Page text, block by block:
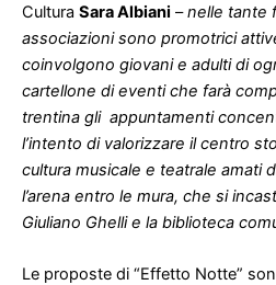
Cultura Sara Albiani –nelle tante
associazioni sono promotrici
coinvolgono giovani e adulti di
cartellone di eventi che farà
trentina gli appuntamenti
l’intento di valorizzare il centro
cultura musicale e teatrale amati
l’arena entro le mura, che si
Giuliano Ghelli e la biblioteca
Le proposte di “Effetto Notte”